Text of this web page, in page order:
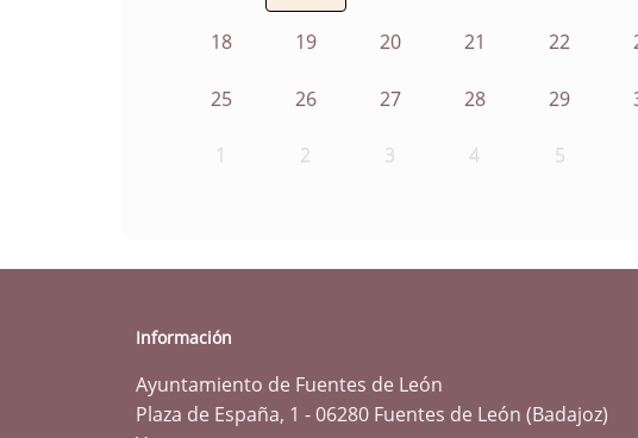
18 19 20 21 22
25 26 27 28 29
1 2 3 4 5
Información
Ayuntamiento de Fuentes de León
Plaza de España, 1 - 06280 Fuentes de León (Badajoz)